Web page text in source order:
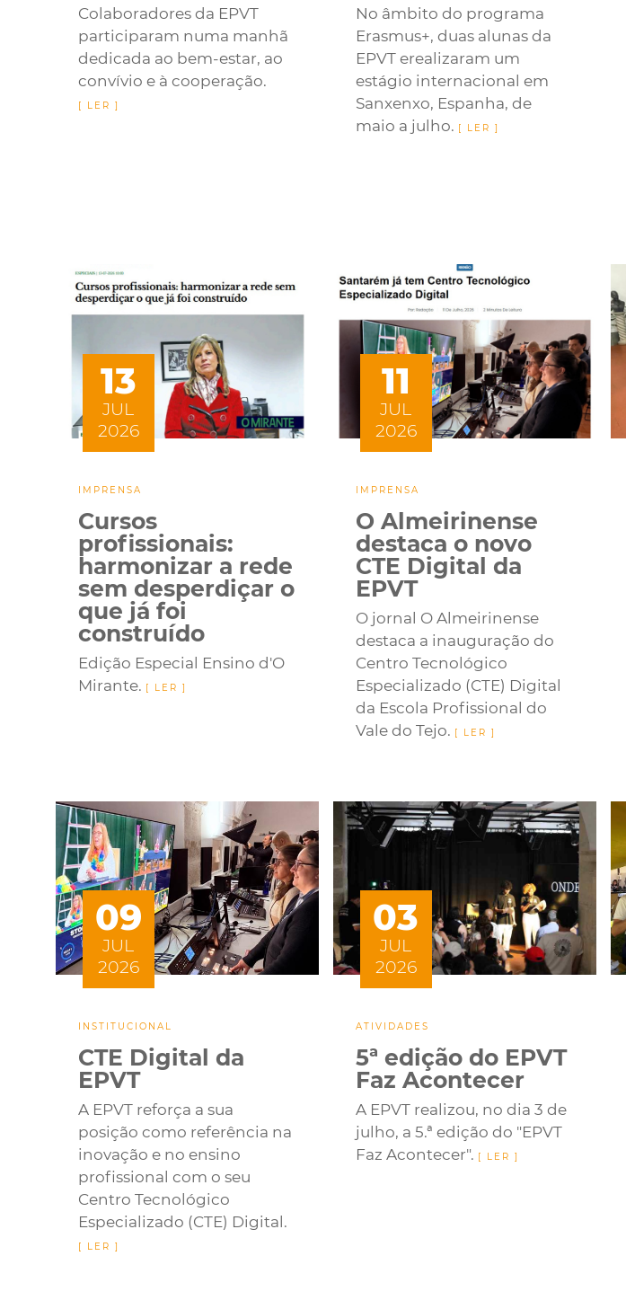
Colaboradores da EPVT
participaram numa manhã
dedicada ao bem-estar, ao
convívio e à cooperação.
No âmbito do programa
Erasmus+, duas alunas da
EPVT erealizaram um
estágio internacional em
Sanxenxo, Espanha, de
maio a julho.
13
JUL
2026
IMPRENSA
Cursos
profissionais:
harmonizar a rede
sem desperdiçar o
que já foi
construído
Edição Especial Ensino d'O
Mirante.
11
JUL
2026
IMPRENSA
O Almeirinense
destaca o novo
CTE Digital da
EPVT
O jornal O Almeirinense
destaca a inauguração do
Centro Tecnológico
Especializado (CTE) Digital
da Escola Profissional do
Vale do Tejo.
09
JUL
2026
INSTITUCIONAL
CTE Digital da
EPVT
A EPVT reforça a sua
posição como referência na
inovação e no ensino
profissional com o seu
Centro Tecnológico
Especializado (CTE) Digital.
03
JUL
2026
ATIVIDADES
5ª edição do EPVT
Faz Acontecer
A EPVT realizou, no dia 3 de
julho, a 5.ª edição do "EPVT
Faz Acontecer".